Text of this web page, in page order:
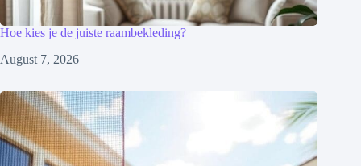
Hoe kies je de juiste raambekleding?
August 7, 2026